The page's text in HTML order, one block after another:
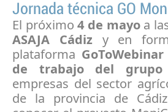
Jornada técnica GO
El próximo4 de mayoa
ASAJA Cádizy en
plataforma GoToWebinar
de trabajo del grupo
empresas del sector
de la provincia de